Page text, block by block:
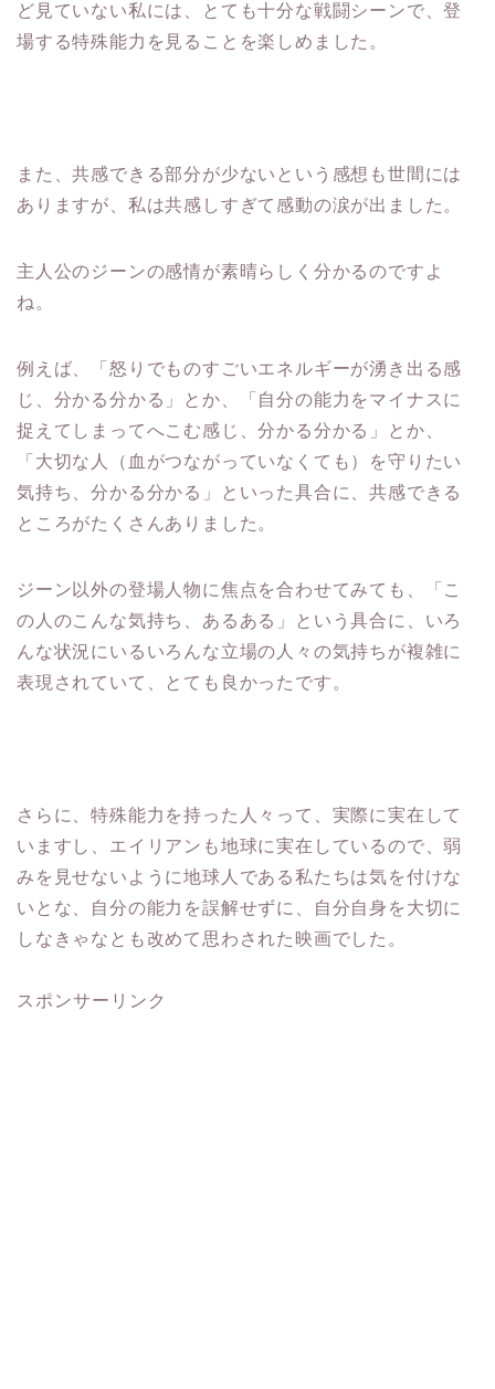
ど見ていない私には、とても十分な戦闘シーンで、登
場する特殊能力を見ることを楽しめました。
また、共感できる部分が少ないという感想も世間には
ありますが、私は共感しすぎて感動の涙が出ました。
主人公のジーンの感情が素晴らしく分かるのですよ
ね。
例えば、「怒りでものすごいエネルギーが湧き出る感
じ、分かる分かる」とか、「自分の能力をマイナスに
捉えてしまってへこむ感じ、分かる分かる」とか、
「大切な人（血がつながっていなくても）を守りたい
気持ち、分かる分かる」といった具合に、共感できる
ところがたくさんありました。
ジーン以外の登場人物に焦点を合わせてみても、「こ
の人のこんな気持ち、あるある」という具合に、いろ
んな状況にいるいろんな立場の人々の気持ちが複雑に
表現されていて、とても良かったです。
さらに、特殊能力を持った人々って、実際に実在して
いますし、エイリアンも地球に実在しているので、弱
みを見せないように地球人である私たちは気を付けな
いとな、自分の能力を誤解せずに、自分自身を大切に
しなきゃなとも改めて思わされた映画でした。
スポンサーリンク